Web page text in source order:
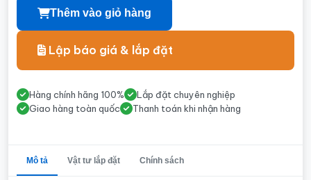
Thêm vào giỏ hàng
Lập báo giá & lắp đặt
Hàng chính hãng 100%
Lắp đặt chuyên nghiệp
Giao hàng toàn quốc
Thanh toán khi nhận hàng
Mô tả Vật tư lắp đặt Chính sách